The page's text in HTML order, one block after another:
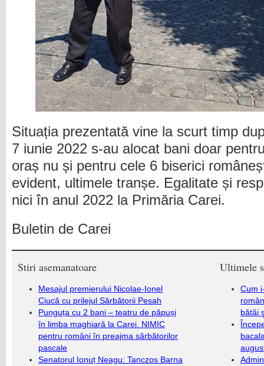
Situația prezentată vine la scurt timp
7 iunie 2022 s-au alocat bani doar
oraș nu și pentru cele 6 biserici
evident, ultimele tranșe. Egalitate și
nici în anul 2022 la Primăria Carei.
Buletin de Carei
Stiri asemanatoare
Mesajul premierului Nicolae-Ionel
Ciucă cu prilejul Sărbătorii Pesah
Punguța cu 2 bani – teatru de păpuși
în limba maghiară la Carei. NIMIC
pentru români în preajma sărbătorilor
pascale
Senatorul Ionuț Neagu: Tanczos Barna
Ultimele
Cum
bătăi